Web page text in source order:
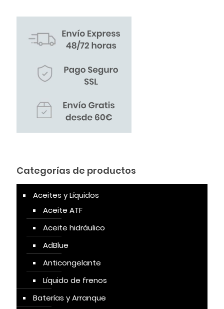
Categorías de productos
Aceites y Líquidos
Aceite ATF
Aceite hidráulico
AdBlue
Anticongelante
Líquido de frenos
Baterías y Arranque